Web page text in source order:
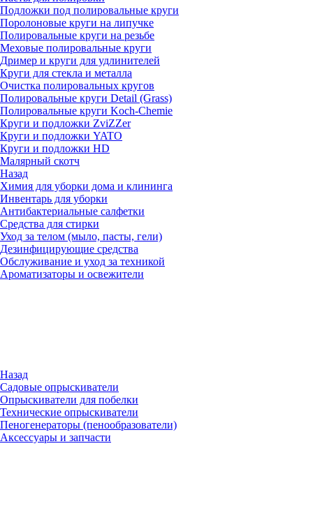
Подложки под полировальные круги
Поролоновые круги на липучке
Полировальные круги на резьбе
Меховые полировальные круги
Дример и круги для удлинителей
Круги для стекла и металла
Очистка полировальных кругов
Полировальные круги Detail (Grass)
Полировальные круги Koch-Chemie
Круги и подложки ZviZZer
Круги и подложки YATO
Круги и подложки HD
Малярный скотч
Назад
Химия для уборки дома и клининга
Инвентарь для уборки
Антибактериальные салфетки
Средства для стирки
Уход за телом (мыло, пасты, гели)
Дезинфицирующие средства
Обслуживание и уход за техникой
Ароматизаторы и освежители
Назад
Садовые опрыскиватели
Опрыскиватели для побелки
Технические опрыскиватели
Пеногенераторы (пенообразователи)
Аксессуары и запчасти